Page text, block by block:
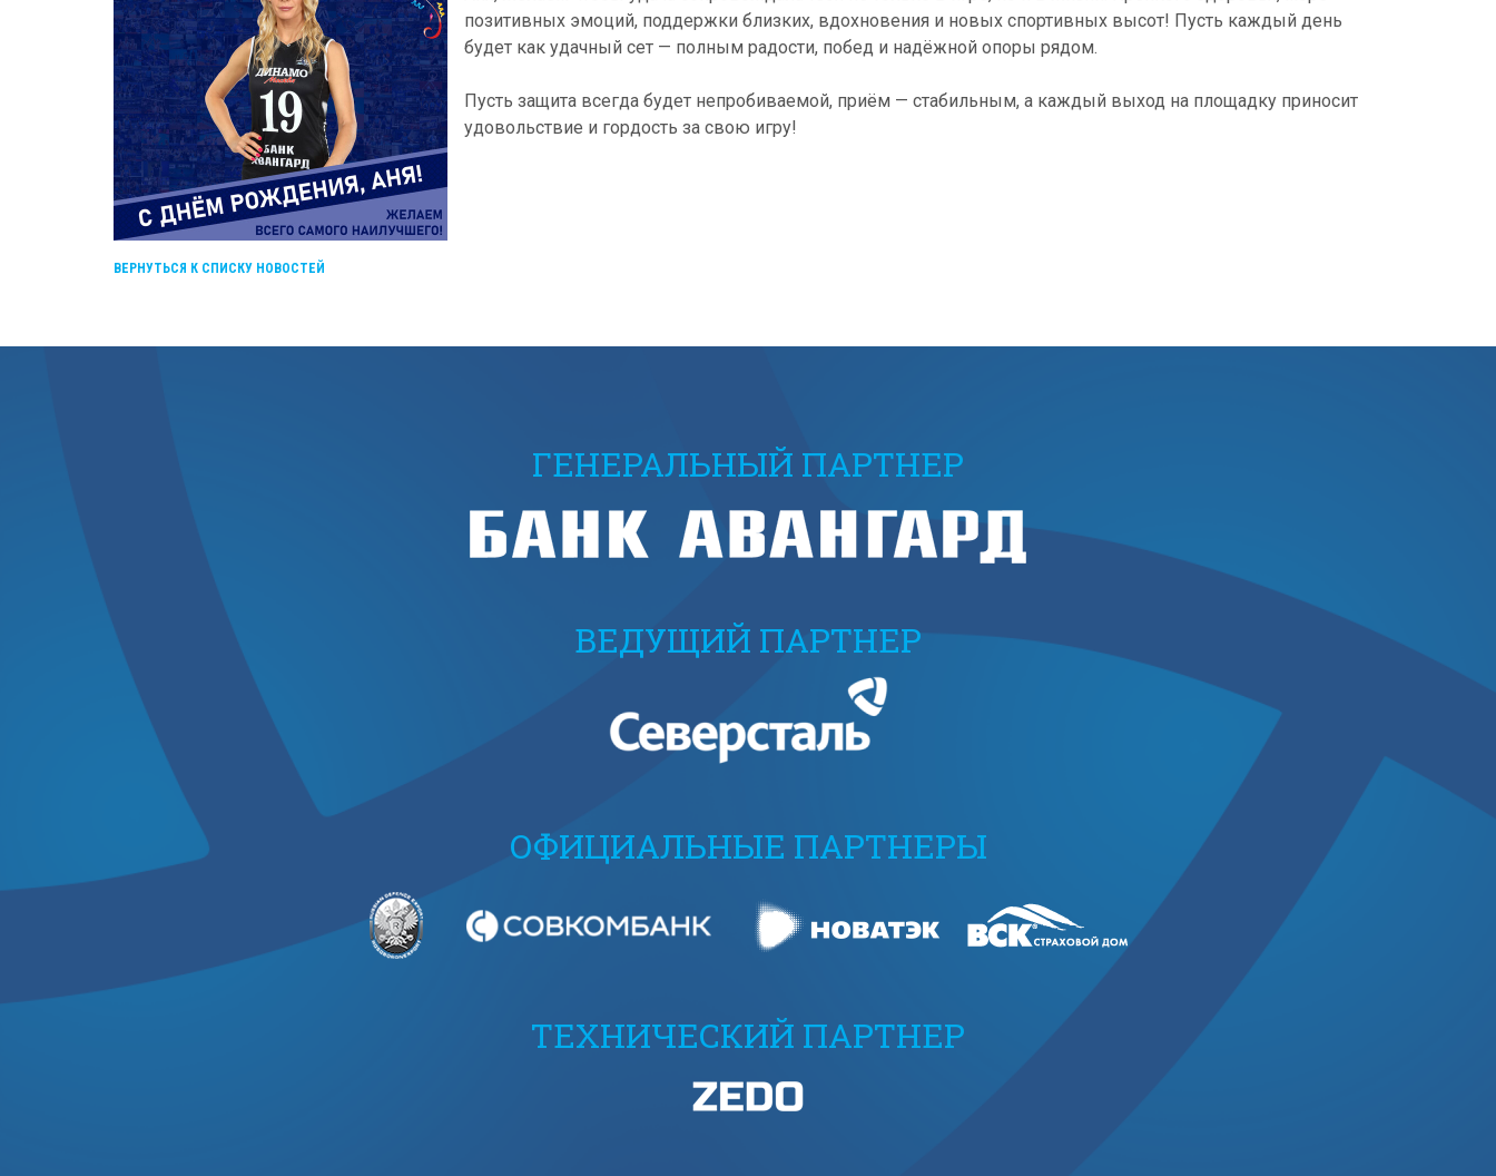
позитивных эмоций, поддержки близких, вдохновения и новых спортивных высот! Пусть каждый день
будет как удачный сет — полным радости, побед и надёжной опоры рядом.
Пусть защита всегда будет непробиваемой, приём — стабильным, а каждый выход на площадку приносит
удовольствие и гордость за свою игру!
ВЕРНУТЬСЯ К СПИСКУ НОВОСТЕЙ
ГЕНЕРАЛЬНЫЙ ПАРТНЕР
ВЕДУЩИЙ ПАРТНЕР
ОФИЦИАЛЬНЫЕ ПАРТНЕРЫ
ТЕХНИЧЕСКИЙ ПАРТНЕР